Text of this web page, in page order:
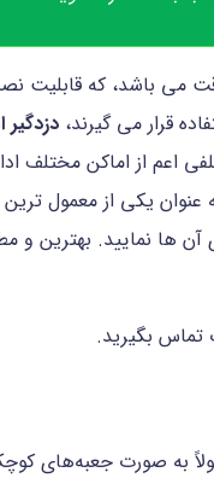
می باشد، که قابلیت
قرار می گیرند، دزدگیر
از اماکن مختلف
عنوان یکی از معمول
ها نمایید. بهترین
تماس بگیرید.
به صورت جعبه‌های